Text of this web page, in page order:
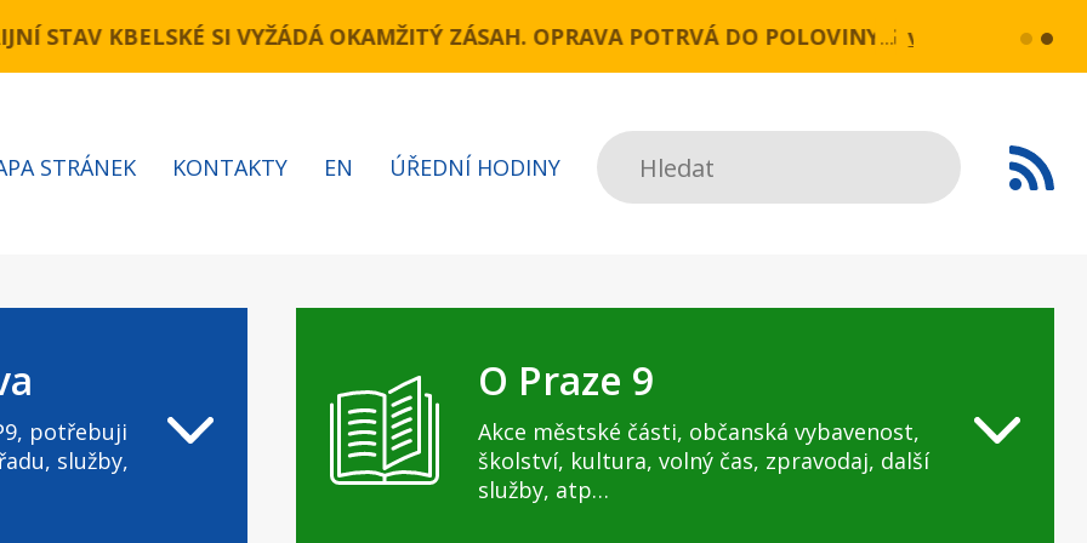
Novopacká – Cínovecká)Komunikace Kbelská
STAV KBELSKÉ SI VYŽÁDÁ OKAMŽITÝ ZÁSAH. OPRAVA POTRVÁ DO POLOVINY SRPNA. Praha,
více...
Hledat
STRÁNEK KONTAKTY EN ÚŘEDNÍ HODINY
potřebuji
služby,
O Praze 9
Akce městské části, občanská vybavenost,
školství, kultura, volný čas, zpravodaj, další
služby, atp…